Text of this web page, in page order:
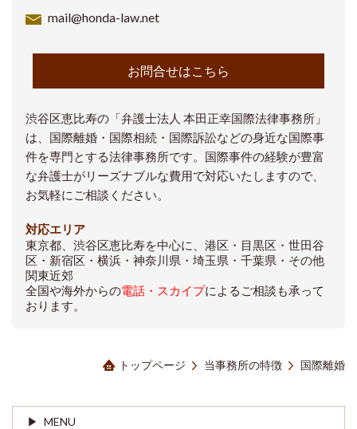
mail@honda-law.net
お問合せはこちら
渋谷区恵比寿の「弁護士法人 本田正幸国際法律事務所」
は、国際離婚・国際相続・国際訴訟などの身近な国際事
件を専門とする法律事務所です。国際事件の経験が豊富
な弁護士がリーズナブルな費用で対応いたしますので、
お気軽にご相談ください。
対応エリア
東京都、渋谷区恵比寿を中心に、港区・目黒区・世田谷
区・新宿区・横浜・神奈川県・埼玉県・千葉県・その他
関東近郊
全国や海外からの電話・スカイプによるご相談も承って
おります。
トップページ 当事務所の特徴 国際離婚
MENU